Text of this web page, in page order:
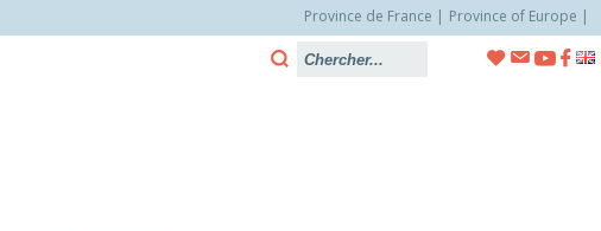
Province de France
Province of Europe